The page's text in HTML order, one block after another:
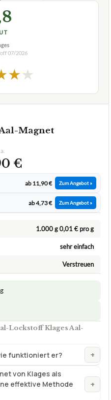
07/2026
★★
Magnet
€
ab 11,90 € Zum Angebot »
ab 4,73 € Zum Angebot »
1.000 g 0,01 € pro g
sehr einfach
Verstreuen
Lockstoff Klages Aal-
funktioniert er? +
von Klages als
effektive Methode
+